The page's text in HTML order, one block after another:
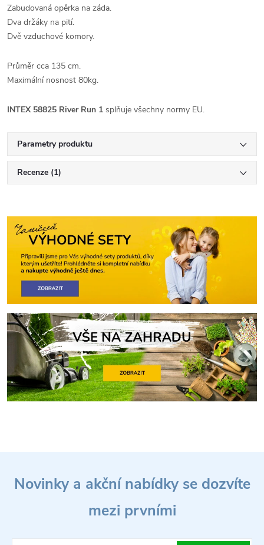
Zabudovaná opěrka na záda.
Dva držáky na pití.
Dvě vzduchové komory.
Průměr cca 135 cm.
Maximální nosnost 80kg.
INTEX 58825 River Run 1 splňuje všechny normy EU.
Parametry produktu
Recenze (1)
Novinky a akční nabídky se dozvíte
mezi prvními